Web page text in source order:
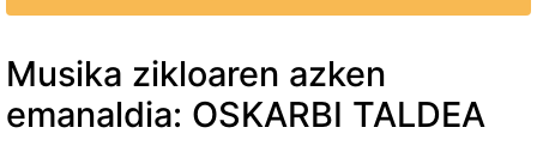
Musika zikloaren azken
emanaldia: OSKARBI TALDEA